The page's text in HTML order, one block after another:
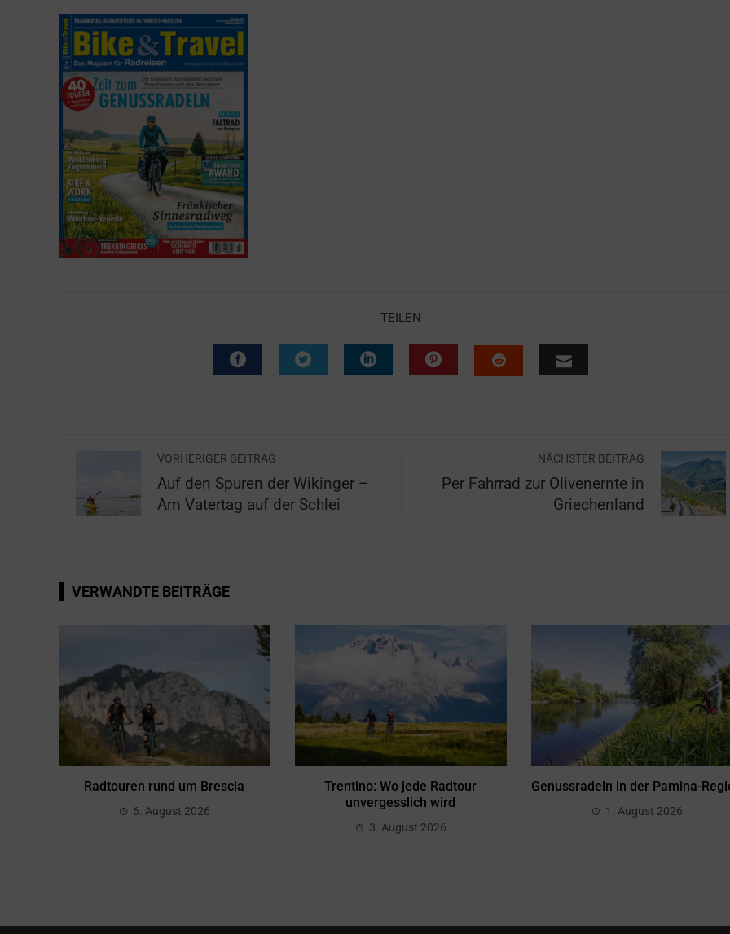
TEILEN
VORHERIGER BEITRAG
Auf den Spuren der Wikinger –
Am Vatertag auf der Schlei
NÄCHSTER BEITRAG
Per Fahrrad zur Olivenernte in
Griechenland
VERWANDTE BEITRÄGE
Radtouren rund um Brescia
6. August 2026
Trentino: Wo jede Radtour
unvergesslich wird
3. August 2026
Genussradeln in der Pamina-
1. August 2026